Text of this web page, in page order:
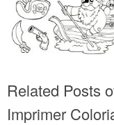
Related Posts
Imprimer